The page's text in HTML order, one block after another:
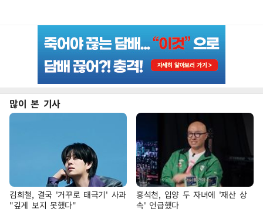
많이 본 기사
김희철, 결국 '거꾸로 태극기' 사과
"깊게 보지 못했다"
홍석천, 입양 두 자녀에 '재산 상
속' 언급했다